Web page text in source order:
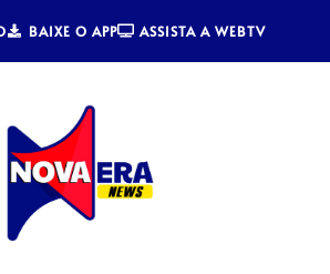
BAIXE O APP ASSISTA A WEBTV